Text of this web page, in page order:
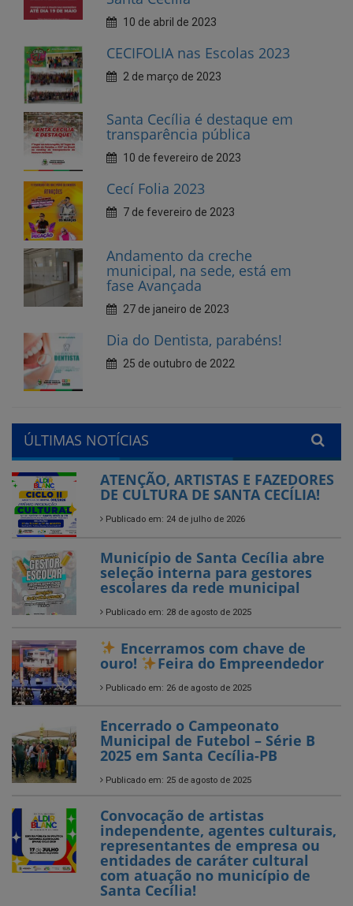
2 de março de 2023
Santa Cecília é destaque em
transparência pública
Cecí Folia 2023
7 de fevereiro de 2023
Andamento da creche
fase Avançada
Dia do Dentista, parabéns!
25 de outubro de 2022
ÚLTIMAS NOTÍCIAS
DE CULTURA DE SANTA CECÍLIA!
Município de Santa Cecília abre
seleção interna para gestores
escolares da rede municipal
Encerramos com chave de
ouro!
Feira do Empreendedor
Publicado em: 26 de agosto de 2025
Encerrado o Campeonato
Municipal de Futebol – Série B
2025 em Santa Cecília-PB
Convocação de artistas
independente, agentes culturais,
representantes de empresa ou
entidades de caráter cultural
com atuação no município de
Santa Cecília!
Publicado em: 14 de julho de 2025
Entrega de Novos Tablets aos
Agentes Comunitários de Saúde